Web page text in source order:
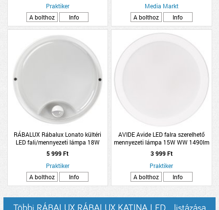
Praktiker
A bolthoz
Info
Media Markt
A bolthoz
Info
RÁBALUX Rábalux Lonato kültéri
LED fali/mennyezeti lámpa 18W
1730lm 4000K IP65 D21cm H5,8cm
fehér
5 999 Ft
Praktiker
A bolthoz
Info
AVIDE Avide LED falra szerelhető
mennyezeti lámpa 15W WW 1490lm
3000K IP20 D:17cm
3 999 Ft
Praktiker
A bolthoz
Info
Többi RÁBALUX RÁBALUX KATINA LED... listázása